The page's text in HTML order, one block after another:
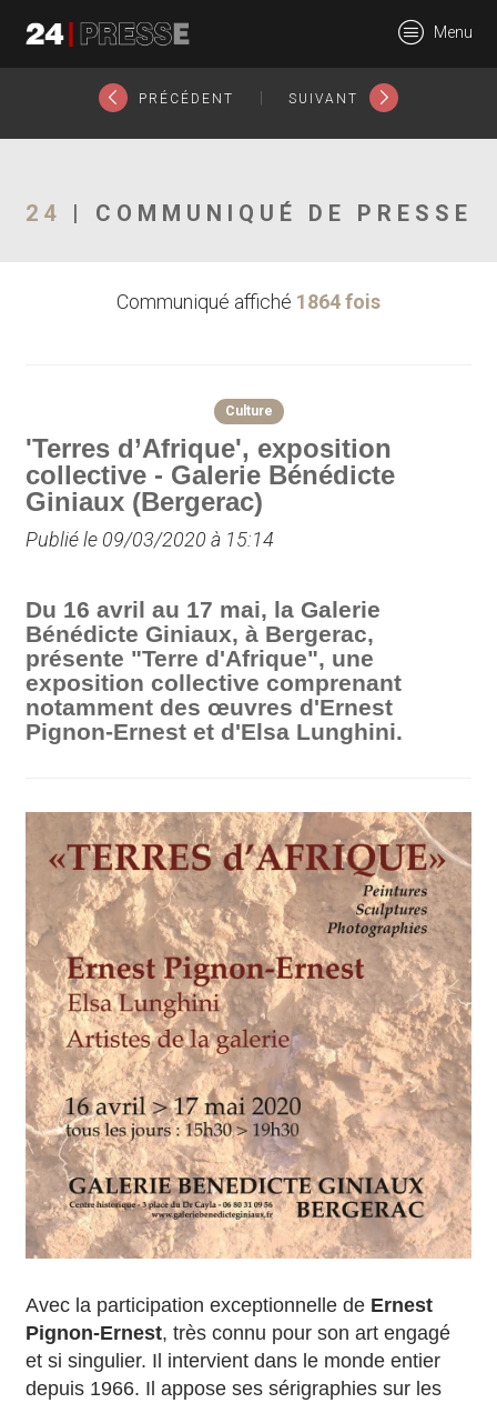
24Presse -
Communiqués de
Menu
PRÉCÉDENT SUIVANT
24 | COMMUNIQUÉ DE PRESSE
Communiqué affiché 1864 fois
Culture
'Terres d’Afrique', exposition
collective - Galerie Bénédicte
Giniaux (Bergerac)
Publié le 09/03/2020 à 15:14
Du 16 avril au 17 mai, la Galerie
Bénédicte Giniaux, à Bergerac,
présente "Terre d'Afrique", une
exposition collective comprenant
notamment des œuvres d'Ernest
Pignon-Ernest et d'Elsa Lunghini.
Avec la participation exceptionnelle de Ernest
Pignon-Ernest, très connu pour son art engagé
et si singulier. Il intervient dans le monde entier
depuis 1966. Il appose ses sérigraphies sur les